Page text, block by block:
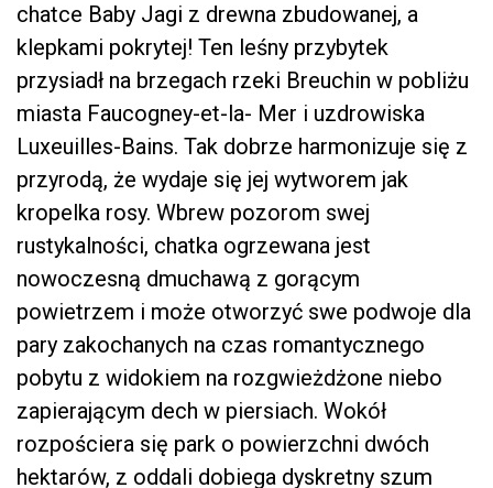
chatce Baby Jagi z drewna zbudowanej, a
klepkami pokrytej! Ten leśny przybytek
przysiadł na brzegach rzeki Breuchin w pobliżu
miasta Faucogney-et-la- Mer i uzdrowiska
Luxeuilles-Bains. Tak dobrze harmonizuje się z
przyrodą, że wydaje się jej wytworem jak
kropelka rosy. Wbrew pozorom swej
rustykalności, chatka ogrzewana jest
nowoczesną dmuchawą z gorącym
powietrzem i może otworzyć swe podwoje dla
pary zakochanych na czas romantycznego
pobytu z widokiem na rozgwieżdżone niebo
zapierającym dech w piersiach. Wokół
rozpościera się park o powierzchni dwóch
hektarów, z oddali dobiega dyskretny szum